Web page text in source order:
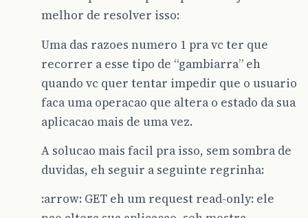
melhor de resolver isso:
Uma das razoes numero 1 pra vc ter que
recorrer a esse tipo de “gambiarra” eh
quando vc quer tentar impedir que o usuario
faca uma operacao que altera o estado da sua
aplicacao mais de uma vez.
A solucao mais facil pra isso, sem sombra de
duvidas, eh seguir a seguinte regrinha:
:arrow: GET eh um request read-only: ele